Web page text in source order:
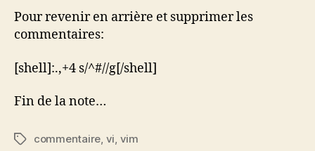
Pour revenir en arrière et supprimer les
commentaires:
[shell]:.,+4 s/^#//g[/shell]
Fin de la note…
Étiquettes
commentaire, vi, vim